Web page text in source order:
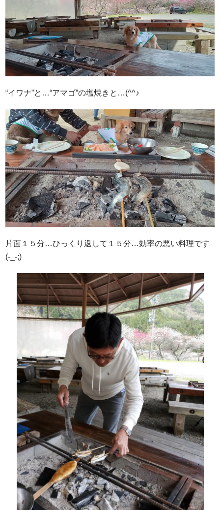
“イワナ”と…“アマゴ”の塩焼きと…(^^♪
片面１５分…ひっくり返して１５分…効率の悪い料理です
(-_-;)